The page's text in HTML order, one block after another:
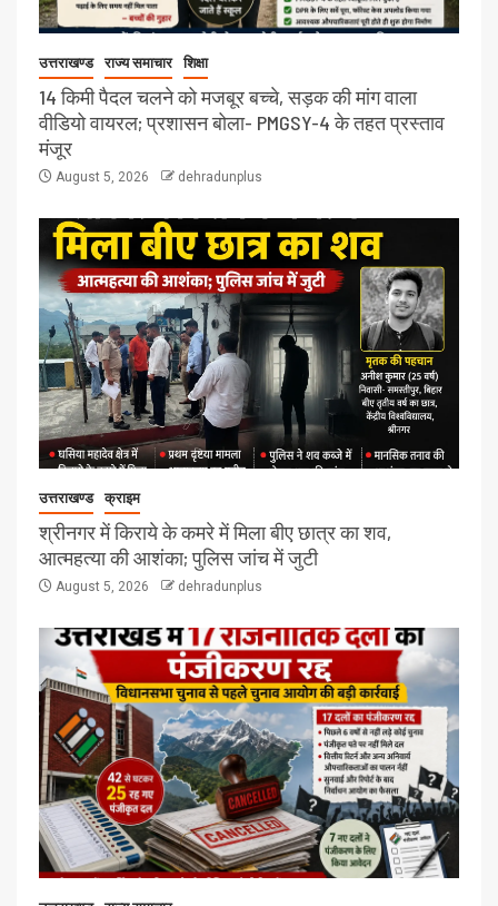
उत्तराखण्ड राज्य समाचार शिक्षा
14 किमी पैदल चलने को मजबूर बच्चे, सड़क की मांग वाला
वीडियो वायरल; प्रशासन बोला- PMGSY-4 के तहत प्रस्ताव
मंजूर
August 5, 2026 dehradunplus
उत्तराखण्ड क्राइम
श्रीनगर में किराये के कमरे में मिला बीए छात्र का शव,
आत्महत्या की आशंका; पुलिस जांच में जुटी
August 5, 2026 dehradunplus